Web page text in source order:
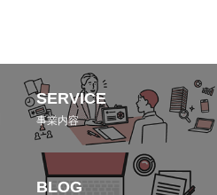
SERVICE
事業内容
BLOG